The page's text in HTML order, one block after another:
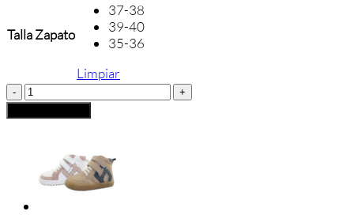
Talla Zapato
37-38
39-40
35-36
Limpiar
Isotoner
Bailarina
Estar
Forrada
Pelito
cantidad